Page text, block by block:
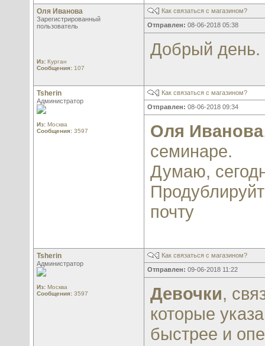
Оля Иванова
Зарегистрированный
пользователь
Из: Курган
Сообщения: 107
Как связаться с магазином?
Отправлен: 08-06-2018 05:38
Добрый день.
Tsherin
Администратор
Из: Москва
Сообщения: 3597
Как связаться с магазином?
Отправлен: 08-06-2018 09:34
Оля Иванова
семинаре.
Думаю,
почту
Tsherin
Администратор
Из: Москва
Сообщения: 3597
Как связаться с магазином?
Отправлен: 09-06-2018 11:22
Девочки,
которые
быстрее и